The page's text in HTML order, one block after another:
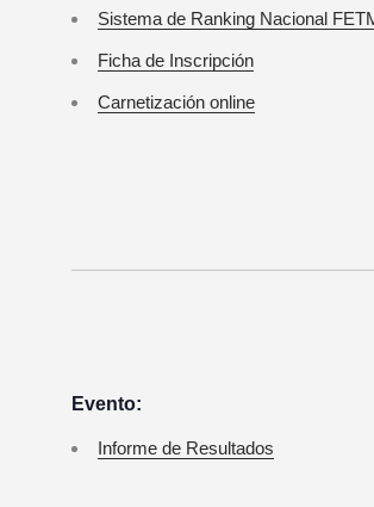
Sistema de Ranking Nacional
Ficha de Inscripción
Carnetización online
Evento:
Informe de Resultados